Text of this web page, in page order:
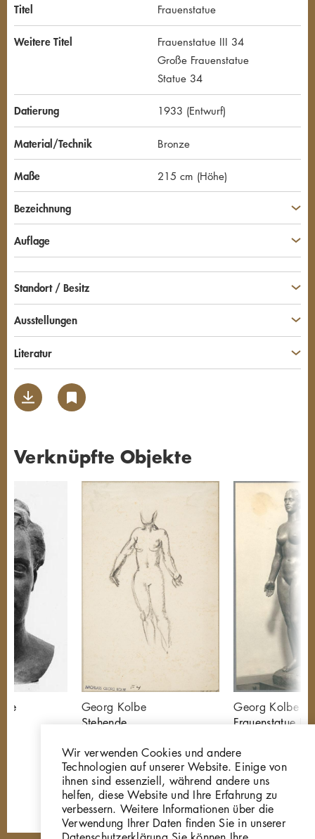
Titel Frauenstatue
Weitere Titel
Frauenstatue III 34
Große Frauenstatue
Statue 34
Datierung 1933 (Entwurf)
Material/Technik Bronze
Maße 215 cm (Höhe)
Bezeichnung
Auflage
Standort / Besitz
Ausstellungen
Literatur
Verknüpfte Objekte
Georg Kolbe
Stehende
Georg Kolbe
Frauenstatue
GKFo-
Wir verwenden Cookies und andere
Technologien auf unserer Website. Einige von
ihnen sind essenziell, während andere uns
helfen, diese Website und Ihre Erfahrung zu
verbessern. Weitere Informationen über die
Verwendung Ihrer Daten finden Sie in unserer